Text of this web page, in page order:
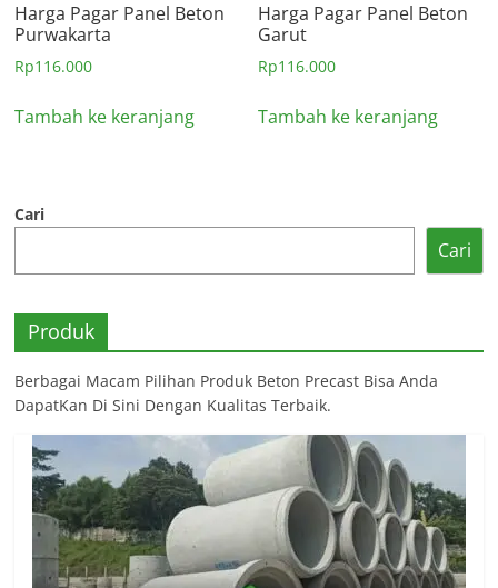
Harga Pagar Panel Beton
Purwakarta
Rp116.000
Tambah ke keranjang
Harga Pagar Panel Beton
Garut
Rp116.000
Tambah ke keranjang
Cari
Cari
Produk
Berbagai Macam Pilihan Produk Beton Precast Bisa Anda
DapatKan Di Sini Dengan Kualitas Terbaik.